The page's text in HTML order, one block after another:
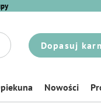
Dopasuj
Nowości